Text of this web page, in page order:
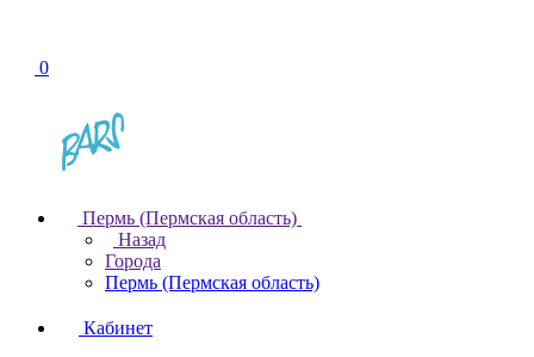
0
Пермь (Пермская область)
Назад
Города
Пермь (Пермская область)
Кабинет